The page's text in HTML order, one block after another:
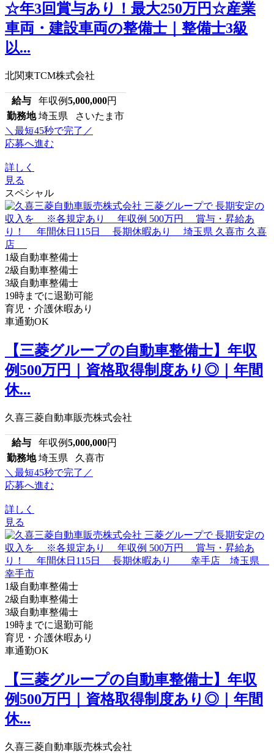
☆年3回賞与あり！最大250万円☆産業
車両・建設車両の整備士｜整備士3級
以...
北関東TCM株式会社
給与 年収例5,000,000円
勤務地 埼玉県 さいたま市
＼最短45秒で完了／
応募へ進む
詳しく
見る
スペシャル
1級自動車整備士
2級自動車整備士
3級自動車整備士
19時までに退勤可能
育児・介護休暇あり
車通勤OK
【三菱グループの自動車整備士】年収
例500万円｜資格取得制度あり◎｜年間
休...
久喜三菱自動車販売株式会社
給与 年収例5,000,000円
勤務地 埼玉県 久喜市
＼最短45秒で完了／
応募へ進む
詳しく
見る
1級自動車整備士
2級自動車整備士
3級自動車整備士
19時までに退勤可能
育児・介護休暇あり
車通勤OK
【三菱グループの自動車整備士】年収
例500万円｜資格取得制度あり◎｜年間
休...
久喜三菱自動車販売株式会社